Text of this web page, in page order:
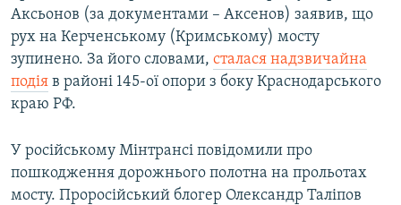
Аксьонов (за документами – Аксенов) заявив, що
рух на Керченському (Кримському) мосту
зупинено. За його словами, сталася надзвичайна
подія в районі 145-ої опори з боку Краснодарського
краю РФ.
У російському Мінтрансі повідомили про
пошкодження дорожнього полотна на прольотах
мосту. Проросійський блогер Олександр Таліпов